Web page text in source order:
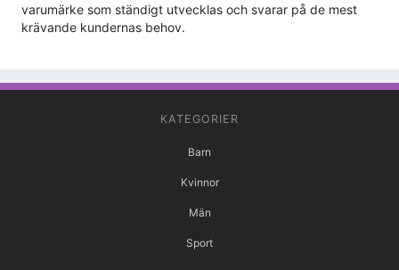
varumärke som ständigt utvecklas och svarar på de mest
krävande kundernas behov.
KATEGORIER
Barn
Kvinnor
Män
Sport